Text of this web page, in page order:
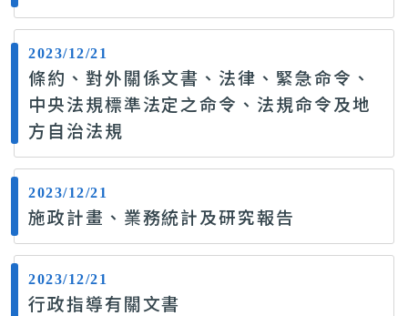
2023/12/21
條約、對外關係文書、法律、緊急命令、
中央法規標準法定之命令、法規命令及地
方自治法規
2023/12/21
施政計畫、業務統計及研究報告
2023/12/21
行政指導有關文書